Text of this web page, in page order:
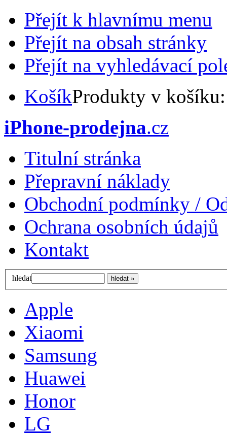
Přejít k hlavnímu menu
Přejít na obsah stránky
Přejít na vyhledávací
KošíkProdukty v
iPhone-prodejna.cz
Titulní stránka
Přepravní náklady
Obchodní podmínky /
Ochrana osobních údajů
Kontakt
hledat
Apple
Xiaomi
Samsung
Huawei
Honor
LG